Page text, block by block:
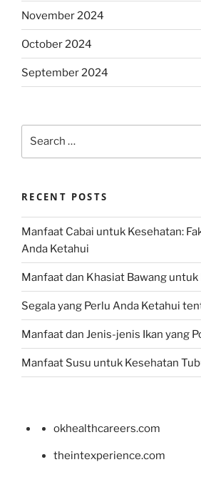
November 2024
October 2024
September 2024
RECENT POSTS
Manfaat Cabai untuk Kesehatan:
Anda Ketahui
Manfaat dan Khasiat Bawang untuk
Segala yang Perlu Anda Ketahui
Manfaat dan Jenis-jenis Ikan yang
Manfaat Susu untuk Kesehatan
okhealthcareers.com
theintexperience.com